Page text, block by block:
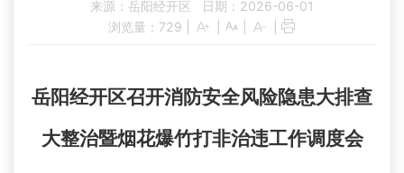
来源：岳阳经开区
日期：2026-06-01
浏览量： 729
岳阳经开区召开消防安全风险隐患大排查
大整治暨烟花爆竹打非治违工作调度会